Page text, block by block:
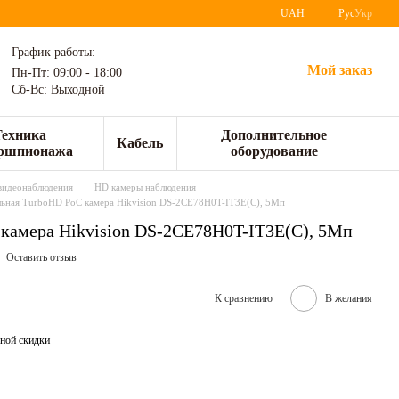
UAH РусУкр
График работы:
Пн-Пт: 09:00 - 18:00
Сб-Вс: Выходной
Мой заказ
Кабель
Дополнительное
оборудование
HD камеры наблюдения
TurboHD PoC камера Hikvision DS-2CE78H0T-IT3E(С), 5Мп
камера Hikvision DS-2CE78H0T-IT3E(С), 5Мп
Оставить отзыв
К сравнению В желания
скидки